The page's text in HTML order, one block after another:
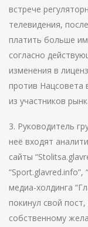
встрече
телевидения,
платить больше
согласно
изменения в
против Нацсовета
из участников
3. Руководитель
неё входят
сайты
“Sport.glavred.info”,
медиа-холдинга
покинул свой
собственному